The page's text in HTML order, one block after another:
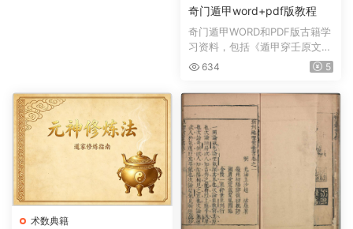
奇门遁甲word+pdf版教程
奇门遁甲WORD和PDF版古籍学
习资料，包括《遁甲穿壬原文之
注释》,《遁甲符应经》三...
634 5
术数典籍